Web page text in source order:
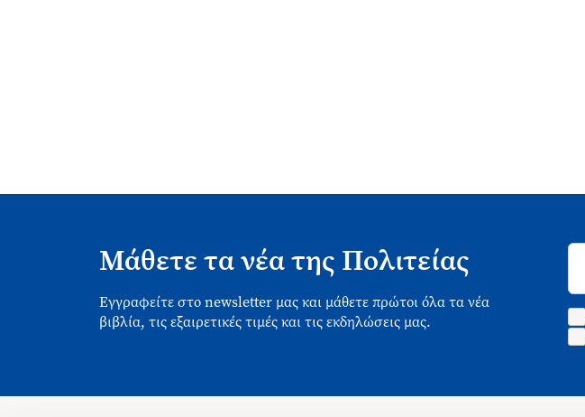
Μάθετε τα νέα της Πολιτείας
Εγγραφείτε στο newsletter μας και μάθετε πρώτοι όλα τα νέα
βιβλία, τις εξαιρετικές τιμές και τις εκδηλώσεις μας.